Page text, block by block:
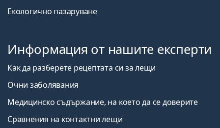
Екологично пазаруване
Информация от нашите експерти
Как да разберете рецептата си за лещи
Очни заболявания
Медицинско съдържание, на което да се доверите
Сравнения на контактни лещи